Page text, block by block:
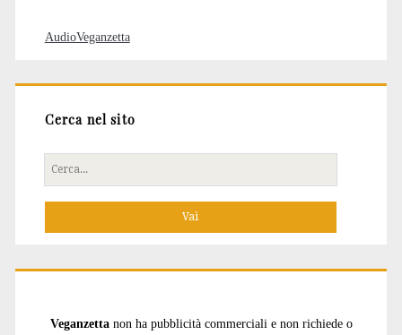
AudioVeganzetta
Cerca nel sito
Cerca
per:
Veganzetta non ha pubblicità commerciali e non richiede o